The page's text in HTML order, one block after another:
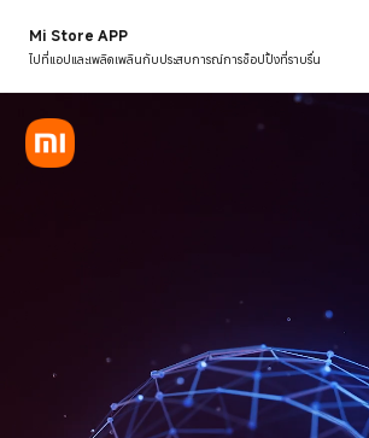
Mi Store APP
ไปที่แอปและเพลิดเพลินกับประสบการณ์การช็อปปิ้งที่ราบรื่น